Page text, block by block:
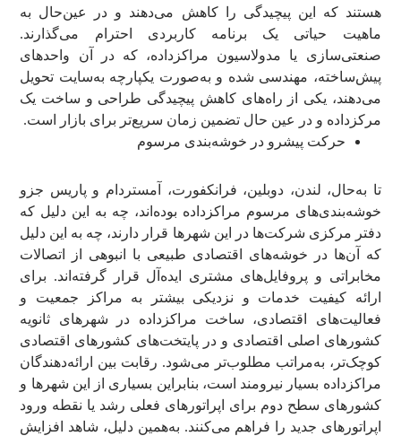
هستند که این پیچیدگی را کاهش می‌دهند و در عین‌حال به
ماهیت حیاتی یک برنامه کاربردی احترام می‌گذارند.
صنعتی‌سازی یا مدولاسیون مراکزداده، که در آن واحدهای
پیش‌ساخته، مهندسی شده و به‌صورت یکپارچه به‌سایت تحویل
می‌دهند، یکی از راه‌های کاهش پیچیدگی طراحی و ساخت یک
مرکزداده و در عین حال تضمین زمان سریع‌تر برای بازار است.
حرکت پیشرو در خوشه‌‌بندی مرسوم
تا به‌حال، لندن، دوبلین، فرانکفورت، آمستردام و پاریس جزو
خوشه‌بندی‌های مرسوم مراکزداده بوده‌اند، چه به این دلیل که
دفتر مرکزی شرکت‌ها در این شهرها قرار دارند، چه به این دلیل
که آن‌ها در خوشه‌های اقتصادی طبیعی با انبوهی از اتصالات
مخابراتی و پروفایل‌های مشتری ایده‌آل قرار گرفته‌اند. برای
ارائه کیفیت خدمات و نزدیکی بیشتر به مراکز جمعیت و
فعالیت‌های اقتصادی، ساخت مراکزداده در شهرهای ثانویه
کشورهای اصلی اقتصادی و در پایتخت‌های کشورهای اقتصادی
کوچک‌تر، به‌مراتب مطلوب‌تر می‌شود. رقابت بین ارائه‌دهندگان
مراکزداده بسیار نیرومند است، بنابراین بسیاری از این شهرها و
کشورهای سطح دوم برای اپراتورهای فعلی رشد یا نقطه ورود
اپراتورهای جدید را فراهم می‌کنند. به‌همین دلیل، شاهد افزایش